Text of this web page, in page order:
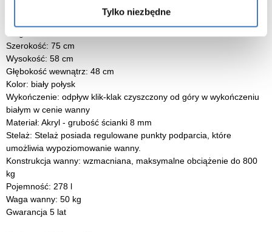
Tylko niezbędne
Szerokość: 75 cm
Wysokość: 58 cm
Głębokość wewnątrz: 48 cm
Kolor: biały połysk
Wykończenie: odpływ klik-klak czyszczony od góry w wykończeniu
białym w cenie wanny
Materiał: Akryl - grubość ścianki 8 mm
Stelaż: Stelaż posiada regulowane punkty podparcia, które
umożliwia wypoziomowanie wanny.
Konstrukcja wanny: wzmacniana, maksymalne obciążenie do 800
kg
Pojemność: 278 l
Waga wanny: 50 kg
Gwarancja 5 lat